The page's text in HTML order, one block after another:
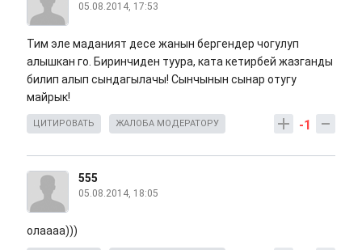
05.08.2014, 17:53
Тим эле маданият десе жанын бергендер чогулуп
алышкан го. Биринчиден туура, ката кетирбей жазганды
билип алып сындагылачы! Сынчынын сынар отугу
майрык!
-1
ЦИТИРОВАТЬ ЖАЛОБА МОДЕРАТОРУ
555
05.08.2014, 18:05
олаааа)))